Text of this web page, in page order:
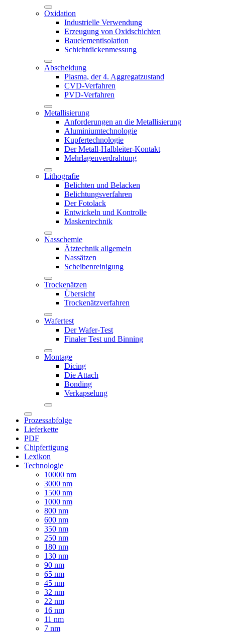
Oxidation
Industrielle Verwendung
Erzeugung von Oxidschichten
Bauelementisolation
Schichtdickenmessung
Abscheidung
Plasma, der 4. Aggregatzustand
CVD-Verfahren
PVD-Verfahren
Metallisierung
Anforderungen an die Metallisierung
Aluminiumtechnologie
Kupfertechnologie
Der Metall-Halbleiter-Kontakt
Mehrlagenverdrahtung
Lithografie
Belichten und Belacken
Belichtungsverfahren
Der Fotolack
Entwickeln und Kontrolle
Maskentechnik
Nasschemie
Ätztechnik allgemein
Nassätzen
Scheibenreinigung
Trockenätzen
Übersicht
Trockenätzverfahren
Wafertest
Der Wafer-Test
Finaler Test und Binning
Montage
Dicing
Die Attach
Bonding
Verkapselung
Prozessabfolge
Lieferkette
PDF
Chipfertigung
Lexikon
Technologie
10000 nm
3000 nm
1500 nm
1000 nm
800 nm
600 nm
350 nm
250 nm
180 nm
130 nm
90 nm
65 nm
45 nm
32 nm
22 nm
16 nm
11 nm
7 nm